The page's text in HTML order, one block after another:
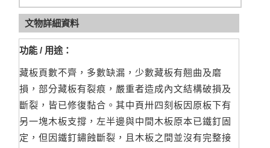
文物詳細資料
功能 / 用途：
藏板頁數不齊，多數缺漏，少數藏板有翹曲及磨
損，部分藏板有裂痕，嚴重者造成內文結構破損及
斷裂，皆已修復黏合。其中頁卅四刻板因原板下有
另一塊木板支撐，左半邊與中間木板原本已鐵釘固
定，但因鐵釘鏽蝕斷裂，且木板之間並沒有完整接